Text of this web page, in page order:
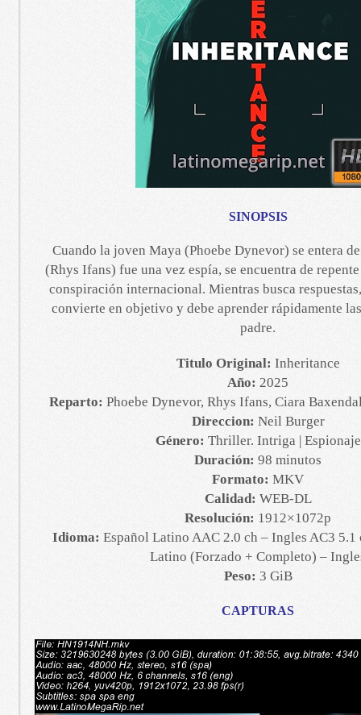
SINOPSIS
Cuando la joven Maya (Phoebe Dynevor) se entera
(Rhys Ifans) fue una vez espía, se encuentra de
conspiración internacional. Mientras busca
convierte en objetivo y debe aprender rápidamente
padre.
Titulo Original: Inheritance
Año: 2025
Reparto: Phoebe Dynevor, Rhys Ifans, Ciara
Direccion: Neil Burger
Género: Thriller. Intriga | Espionaje
Duración: 98 minutos
Formato: MKV
Calidad: WEB-DL
Resolución: 1912×1072p
Idioma: Español Latino AAC 2.0 ch – Ingles AC3 5.1
Latino (Forzado + Completo) –
Peso: 3 GiB
CAPTURAS